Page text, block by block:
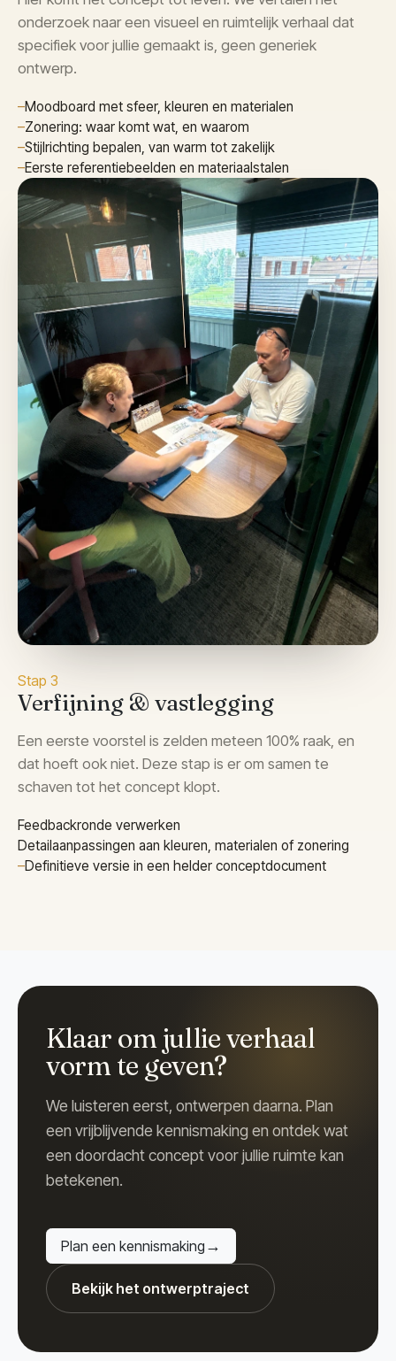
onderzoek naar een visueel en ruimtelijk verhaal dat
specifiek voor jullie gemaakt is, geen generiek
ontwerp.
–Moodboard met sfeer, kleuren en materialen
–Zonering: waar komt wat, en waarom
–Stijlrichting bepalen, van warm tot zakelijk
–Eerste referentiebeelden en materiaalstalen
Stap 3
Verfijning & vastlegging
Een eerste voorstel is zelden meteen 100% raak, en
dat hoeft ook niet. Deze stap is er om samen te
schaven tot het concept klopt.
Feedbackronde verwerken
Detailaanpassingen aan kleuren, materialen of zonering
–Definitieve versie in een helder conceptdocument
Klaar om jullie verhaal
vorm te geven?
We luisteren eerst, ontwerpen daarna. Plan
een vrijblijvende kennismaking en ontdek wat
een doordacht concept voor jullie ruimte kan
betekenen.
Plan een kennismaking →
Bekijk het ontwerptraject